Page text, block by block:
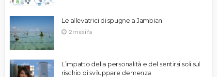
Le allevatrici di spugne a Jambiani
2 mesi fa
L’impatto della personalità e del sentirsi soli sul
rischio di sviluppare demenza